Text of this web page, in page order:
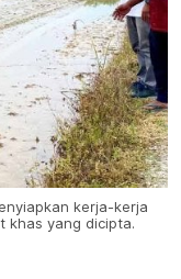
kerja-kerja
khas yang dicipta.